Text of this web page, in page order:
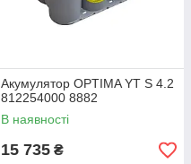
Акумулятор OPTIMA YT S 4.2
812254000 8882
В наявності
15 735 ₴